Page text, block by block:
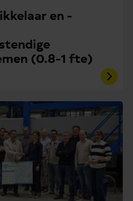
en -
(0.8-1 fte)